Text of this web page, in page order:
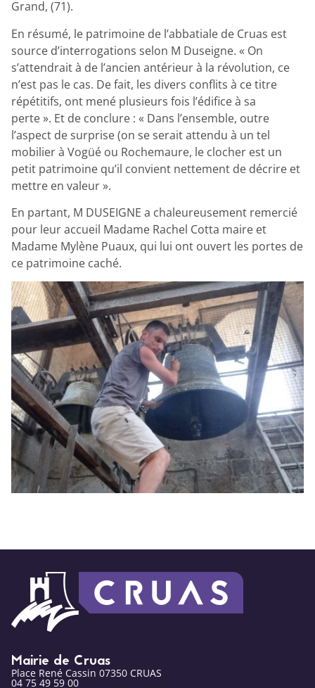
Grand, (71).
En résumé, le patrimoine de l’abbatiale de Cruas est
source d’interrogations selon M Duseigne. « On
s’attendrait à de l’ancien antérieur à la révolution, ce
n’est pas le cas. De fait, les divers conflits à ce titre
répétitifs, ont mené plusieurs fois l’édifice à sa
perte ». Et de conclure : « Dans l’ensemble, outre
l’aspect de surprise (on se serait attendu à un tel
mobilier à Vogüé ou Rochemaure, le clocher est un
petit patrimoine qu’il convient nettement de décrire et
mettre en valeur ».
En partant, M DUSEIGNE a chaleureusement remercié
pour leur accueil Madame Rachel Cotta maire et
Madame Mylène Puaux, qui lui ont ouvert les portes de
ce patrimoine caché.
Mairie de Cruas
Place René Cassin 07350 CRUAS
04 75 49 59 00